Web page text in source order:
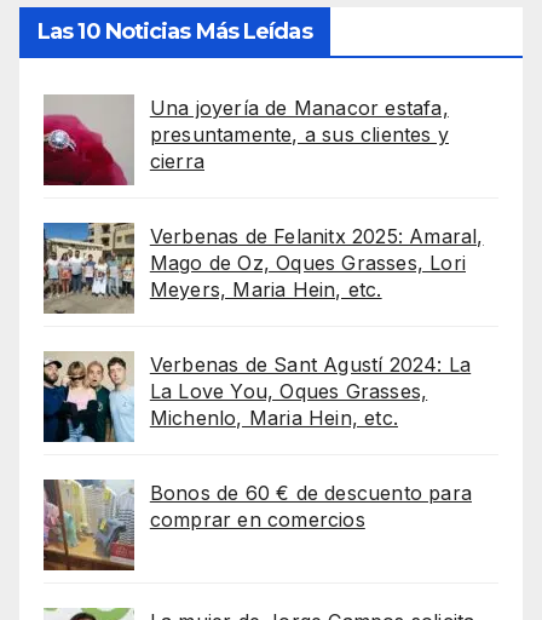
Las 10 Noticias Más Leídas
Una joyería de Manacor estafa,
presuntamente, a sus clientes y
cierra
Verbenas de Felanitx 2025: Amaral,
Mago de Oz, Oques Grasses, Lori
Meyers, Maria Hein, etc.
Verbenas de Sant Agustí 2024: La
La Love You, Oques Grasses,
Michenlo, Maria Hein, etc.
Bonos de 60 € de descuento para
comprar en comercios